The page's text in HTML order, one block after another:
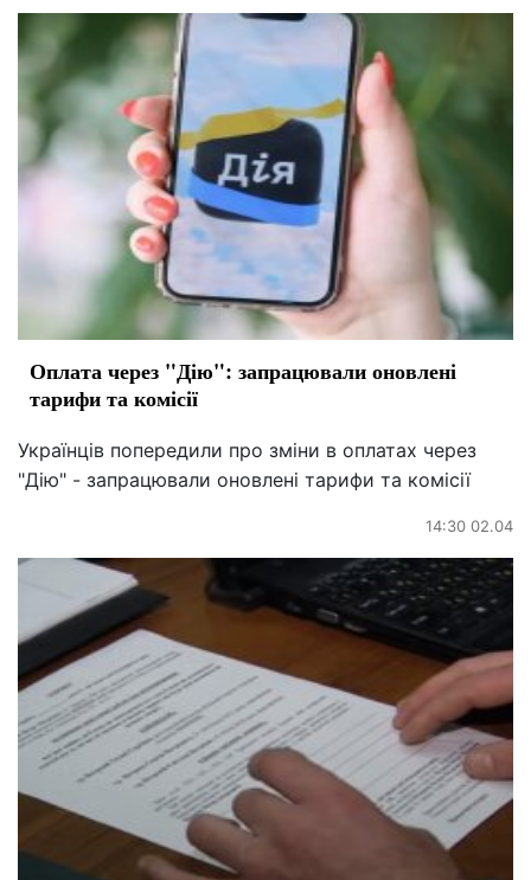
Оплата через "Дію": запрацювали оновлені
тарифи та комісії
Українців попередили про зміни в оплатах через
"Дію" - запрацювали оновлені тарифи та комісії
14:30 02.04